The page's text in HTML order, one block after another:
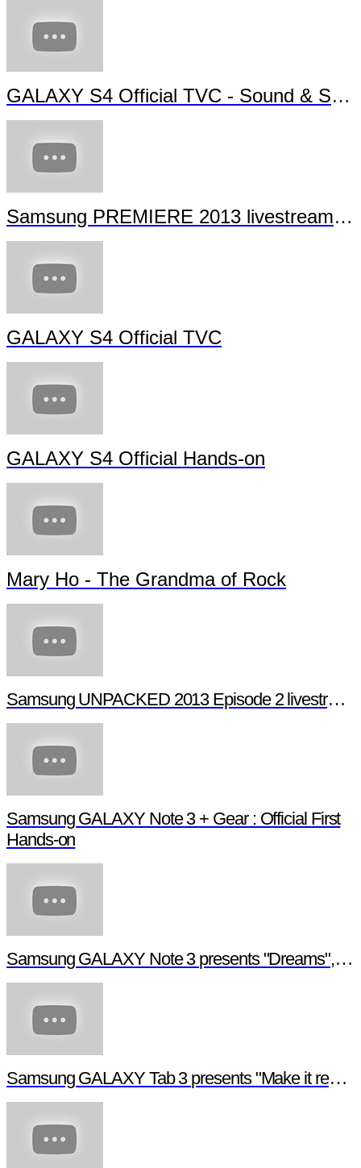
GALAXY S4 Official TVC - Sound & Shot
Samsung PREMIERE 2013 livestream (full length)
GALAXY S4 Official TVC
GALAXY S4 Official Hands-on
Mary Ho - The Grandma of Rock
Samsung UNPACKED 2013 Episode 2 livestream (full length)
Samsung GALAXY Note 3 + Gear : Official First
Hands-on
Samsung GALAXY Note 3 presents "Dreams", a digital short film
Samsung GALAXY Tab 3 presents "Make it real", a digital short film